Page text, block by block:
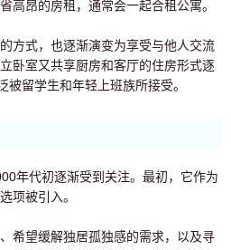
高昂的房租，通常会一起合租公寓。
方式，也逐渐演变为享受与他人交流
卧室又共享厨房和客厅的住房形式逐
被留学生和年轻上班族所接受。
年代初逐渐受到关注。最初，它作为
项被引入。
希望缓解独居孤独感的需求，以及寻